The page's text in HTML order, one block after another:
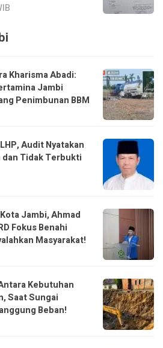
Kharisma Abadi:
Jambi
Penimbunan BBM
Audit Nyatakan
dan Tidak Terbukti
Jambi, Ahmad
Fokus Benahi
Masyarakat!
Kebutuhan
Saat Sungai
Beban!